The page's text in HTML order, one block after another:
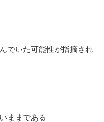
でいた可能性が指摘され
ままである